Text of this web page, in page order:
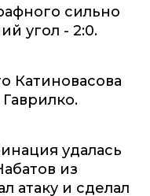
сильно
угол - 2:0.
Катиновасова
удалась
из
атаку и сделал